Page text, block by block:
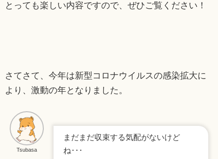
とっても楽しい内容ですので、ぜひご覧ください！
さてさて、今年は新型コロナウイルスの感染拡大に
より、激動の年となりました。
Tsubasa
まだまだ収束する気配がないけど
ね･･･